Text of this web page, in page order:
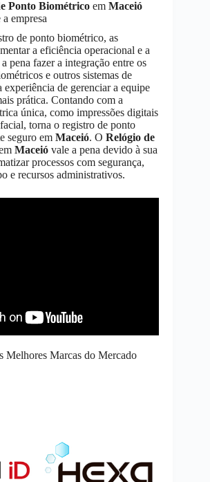
Ponto Biométrico em Maceió
empresa
de ponto biométrico, as
a eficiência operacional e a
pena fazer a integração entre os
e outros sistemas de
experiência de gerenciar a equipe
prática. Contando com a
única, como impressões digitais
torna o registro de ponto
seguro em Maceió. O Relógio de
Maceió vale a pena devido à sua
processos com segurança,
e recursos administrativos.
Melhores Marcas do Mercado